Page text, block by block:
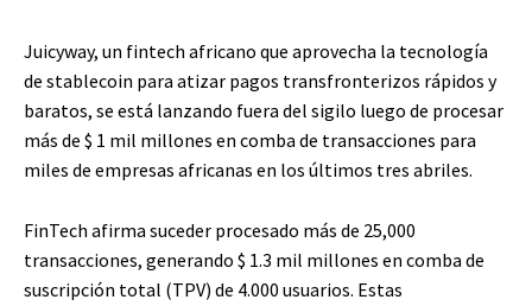
Juicyway, un fintech africano que aprovecha la tecnología
de stablecoin para atizar pagos transfronterizos rápidos y
baratos, se está lanzando fuera del sigilo luego de procesar
más de $ 1 mil millones en comba de transacciones para
miles de empresas africanas en los últimos tres abriles.
FinTech afirma suceder procesado más de 25,000
transacciones, generando $ 1.3 mil millones en comba de
suscripción total (TPV) de 4.000 usuarios. Estas